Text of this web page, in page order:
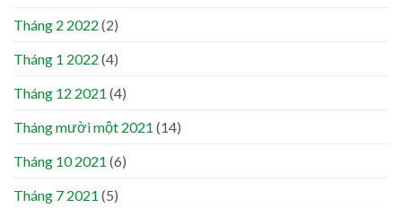
Tháng 2 2022 (2)
Tháng 1 2022 (4)
Tháng 12 2021 (4)
Tháng mười một 2021 (14)
Tháng 10 2021 (6)
Tháng 7 2021 (5)